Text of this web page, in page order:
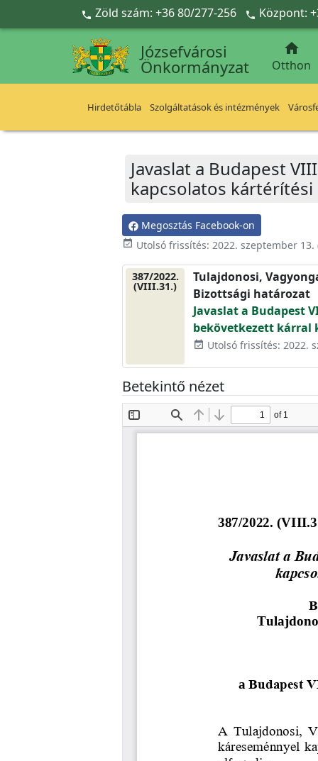
Ugrás a fő tartalomra
 Zöld szám: +36 80/277-256  Központ:
Józsefvárosi
Önkormányzat

Otthon
Hirdetőtábla Szolgáltatások és intézmények
Javaslat a Budapest
kapcsolatos
Megosztás Facebook-on
event_available Utolsó frissítés: 2022. szeptember 13.
387/2022.
(VIII.31.)
Tulajdonosi,
Bizottsági határozat
Javaslat a Budapest
bekövetkezett kárral
event_available Utolsó frissítés: 2022.
Betekintő nézet